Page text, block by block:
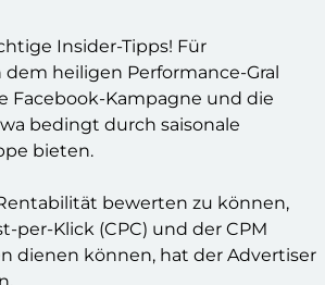
Insider-Tipps! Für
heiligen Performance-Gral
Facebook-Kampagne und die
bedingt durch saisonale
bieten.
bewerten zu können,
per-Klick (CPC) und der CPM
dienen können, hat der Advertiser